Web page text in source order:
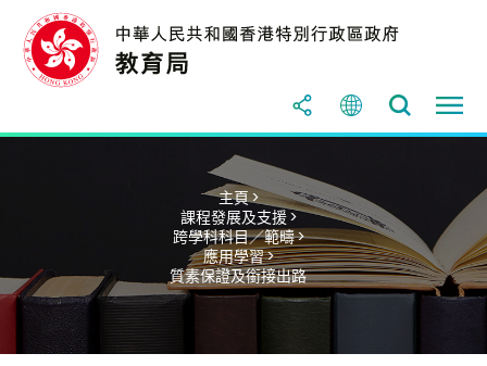
主頁 >
課程發展及支援 >
跨學科科目／範疇 >
應用學習 >
質素保證及銜接出路